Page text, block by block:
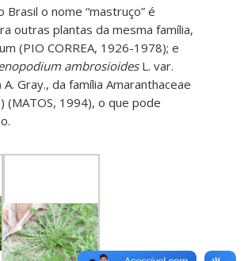
Brasil o nome “mastruço” é
outras plantas da mesma família,
(PIO CORREA, 1926-1978); e
ambrosioidesL. var.
A. Gray., da família Amaranthaceae
(MATOS, 1994), o que pode